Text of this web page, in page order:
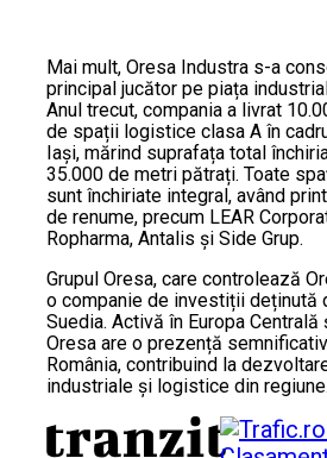
Mai mult, Oresa Industra s-a
principal jucător pe piața
Anul trecut, compania a livrat
de spații logistice clasa A în
Iași, mărind suprafața total
35.000 de metri pătrați. Toate
sunt închiriate integral, având
de renume, precum LEAR
Ropharma, Antalis și Side Grup.
Grupul Oresa, care controlează
o companie de investiții deținută
Suedia. Activă în Europa
Oresa are o prezență
România, contribuind la
industriale și logistice din regiune.